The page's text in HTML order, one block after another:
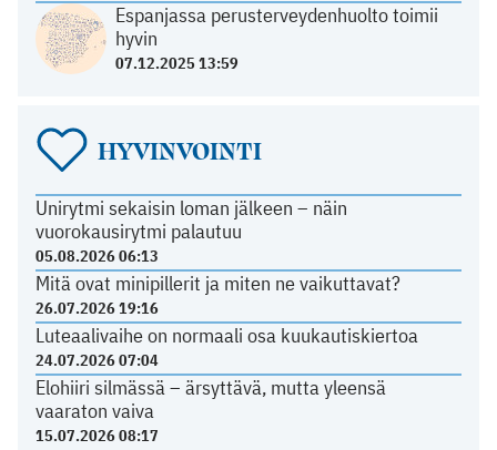
Espanjassa perusterveydenhuolto toimii
hyvin
07.12.2025 13:59
HYVINVOINTI
Unirytmi sekaisin loman jälkeen – näin
vuorokausirytmi palautuu
05.08.2026 06:13
Mitä ovat minipillerit ja miten ne vaikuttavat?
26.07.2026 19:16
Luteaalivaihe on normaali osa kuukautiskiertoa
24.07.2026 07:04
Elohiiri silmässä – ärsyttävä, mutta yleensä
vaaraton vaiva
15.07.2026 08:17